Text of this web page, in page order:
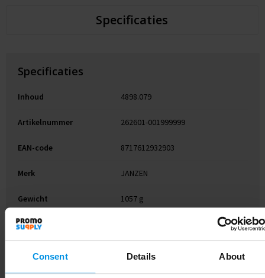
Consent Details About
Specificaties
Specificaties
Inhoud 4898.079
Artikelnummer 262601-001999999
EAN-code 8717612932903
Merk JANZEN
Gewicht 1057 g
Maat
Soort Standaard uitvoering